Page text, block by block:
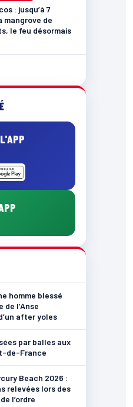
: jusqu’à 7
mangrove de
le feu désormais
homme blessé
de l’Anse
after yoles
par balles aux
de-France
Beach 2026 :
relevées lors des
l’ordre